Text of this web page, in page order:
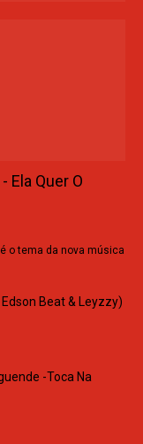
Ela Quer O
é o tema da nova música
Beat & Leyzzy)
-Toca Na